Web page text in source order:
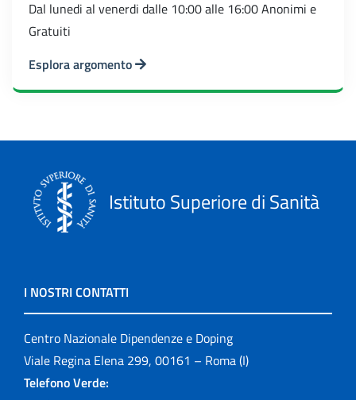
Dal lunedi al venerdi dalle 10:00 alle 16:00 Anonimi e
Gratuiti
Esplora argomento
Istituto Superiore di Sanità
I NOSTRI CONTATTI
Centro Nazionale Dipendenze e Doping
Viale Regina Elena 299, 00161 – Roma (I)
Telefono Verde: